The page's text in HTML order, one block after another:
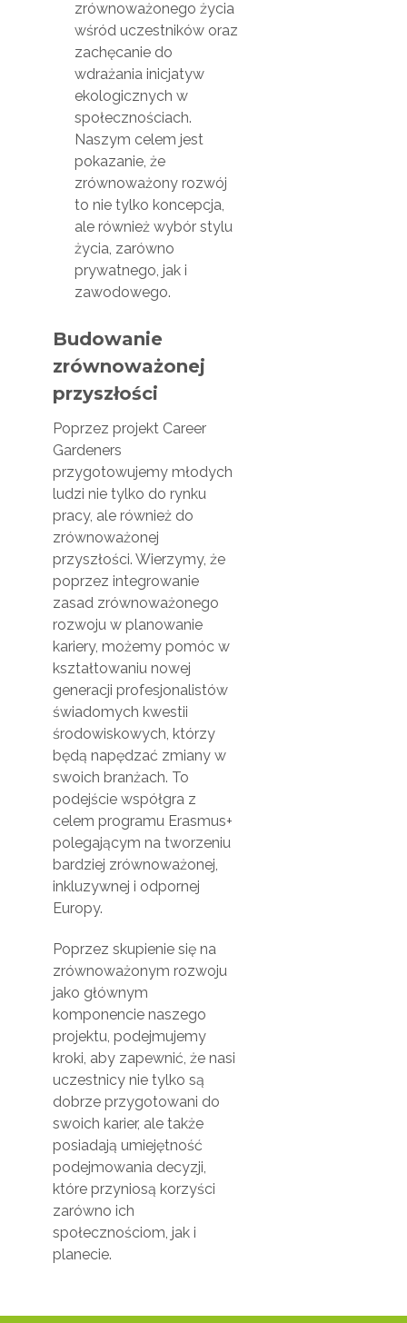
zrównoważonego życia
wśród uczestników oraz
zachęcanie do
wdrażania inicjatyw
ekologicznych w
społecznościach.
Naszym celem jest
pokazanie, że
zrównoważony rozwój
to nie tylko koncepcja,
ale również wybór stylu
życia, zarówno
prywatnego, jak i
zawodowego.
Budowanie
zrównoważonej
przyszłości
Poprzez projekt Career
Gardeners
przygotowujemy młodych
ludzi nie tylko do rynku
pracy, ale również do
zrównoważonej
przyszłości. Wierzymy, że
poprzez integrowanie
zasad zrównoważonego
rozwoju w planowanie
kariery, możemy pomóc w
kształtowaniu nowej
generacji profesjonalistów
świadomych kwestii
środowiskowych, którzy
będą napędzać zmiany w
swoich branżach. To
podejście współgra z
celem programu Erasmus+
polegającym na tworzeniu
bardziej zrównoważonej,
inkluzywnej i odpornej
Europy.
Poprzez skupienie się na
zrównoważonym rozwoju
jako głównym
komponencie naszego
projektu, podejmujemy
kroki, aby zapewnić, że nasi
uczestnicy nie tylko są
dobrze przygotowani do
swoich karier, ale także
posiadają umiejętność
podejmowania decyzji,
które przyniosą korzyści
zarówno ich
społecznościom, jak i
planecie.